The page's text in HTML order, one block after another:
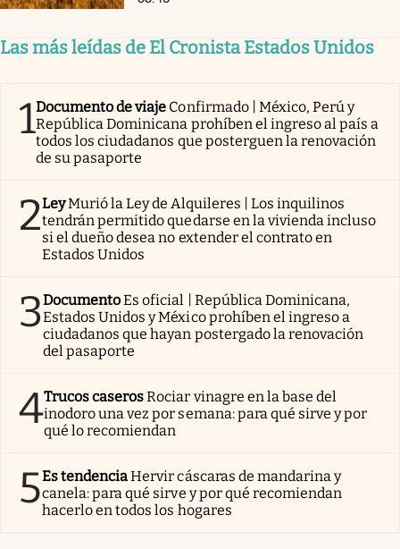
Las más leídas de El Cronista Estados Unidos
1Documento de viaje Confirmado | México, Perú y
República Dominicana prohíben el ingreso al país a
todos los ciudadanos que posterguen la renovación
de su pasaporte
2LeyMurió la Ley de Alquileres | Los inquilinos
tendrán permitido quedarse en la vivienda incluso
si el dueño desea no extender el contrato en
Estados Unidos
3DocumentoEs oficial | República Dominicana,
Estados Unidos y México prohíben el ingreso a
ciudadanos que hayan postergado la renovación
del pasaporte
4Trucos caserosRociar vinagre en la base del
inodoro una vez por semana: para qué sirve y por
qué lo recomiendan
5Es tendenciaHervir cáscaras de mandarina y
canela: para qué sirve y por qué recomiendan
hacerlo en todos los hogares